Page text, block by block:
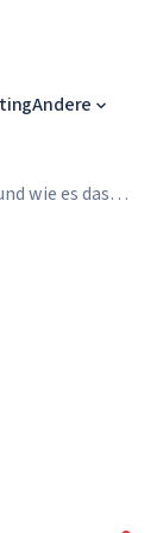
Andere
wie es das